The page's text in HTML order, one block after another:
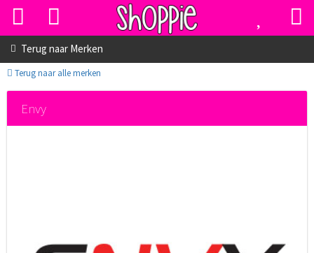
Terug naar Merken
Terug naar alle merken
Envy